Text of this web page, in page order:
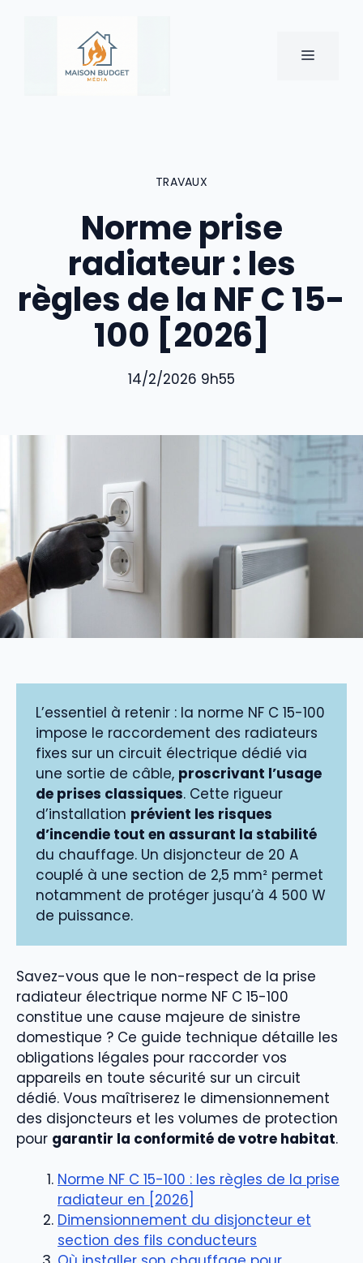
MENU
TRAVAUX
Norme prise
radiateur : les
règles de la NF C 15-
100 [2026]
14/2/2026 9h55
L’essentiel à retenir : la norme NF C 15-100
impose le raccordement des radiateurs
fixes sur un circuit électrique dédié via
une sortie de câble, proscrivant l’usage
de prises classiques. Cette rigueur
d’installation prévient les risques
d’incendie tout en assurant la stabilité
du chauffage. Un disjoncteur de 20 A
couplé à une section de 2,5 mm² permet
notamment de protéger jusqu’à 4 500 W
de puissance.
Savez-vous que le non-respect de la prise
radiateur électrique norme NF C 15-100
constitue une cause majeure de sinistre
domestique ? Ce guide technique détaille les
obligations légales pour raccorder vos
appareils en toute sécurité sur un circuit
dédié. Vous maîtriserez le dimensionnement
des disjoncteurs et les volumes de protection
pour garantir la conformité de votre habitat.
Norme NF C 15-100 : les règles de la prise
radiateur en [2026]
Dimensionnement du disjoncteur et
section des fils conducteurs